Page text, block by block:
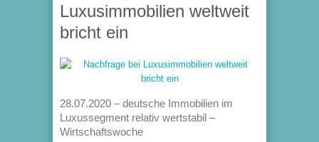
Luxusimmobilien weltweit
bricht ein
28.07.2020 – deutsche Immobilien im
Luxussegment relativ wertstabil –
Wirtschaftswoche